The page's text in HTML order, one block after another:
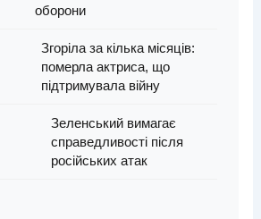
оборони
Згоріла за кілька місяців:
померла актриса, що
підтримувала війну
Зеленський вимагає
справедливості після
російських атак